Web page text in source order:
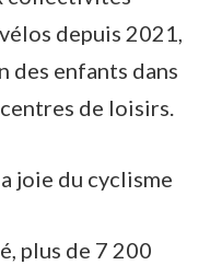
depuis 2021,
des enfants dans
de loisirs.
joie du cyclisme
plus de 7 200